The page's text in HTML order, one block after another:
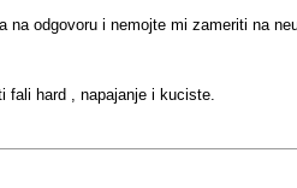
odgovoru i nemojte mi zameriti na
fali hard , napajanje i kuciste.